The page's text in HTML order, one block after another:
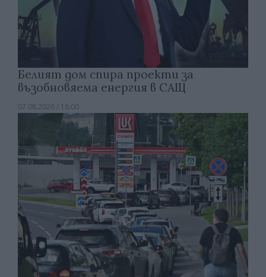
Белият дом спира проекти за
възобновяема енергия в САЩ
07.08.2026 / 18:00